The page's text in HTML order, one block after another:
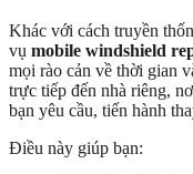
Khác với cách truyền
vụ mobile windshield
mọi rào cản về thời gian
trực tiếp đến nhà riêng,
bạn yêu cầu, tiến hành
Điều này giúp bạn: